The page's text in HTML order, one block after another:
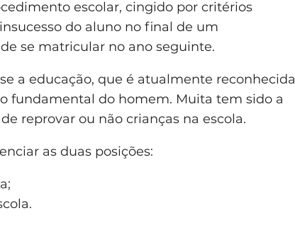
escolar, cingido por critérios
do aluno no final de um
se matricular no ano seguinte.
a educação, que é atualmente reconhecida
fundamental do homem. Muita tem sido a
reprovar ou não crianças na escola.
as duas posições: